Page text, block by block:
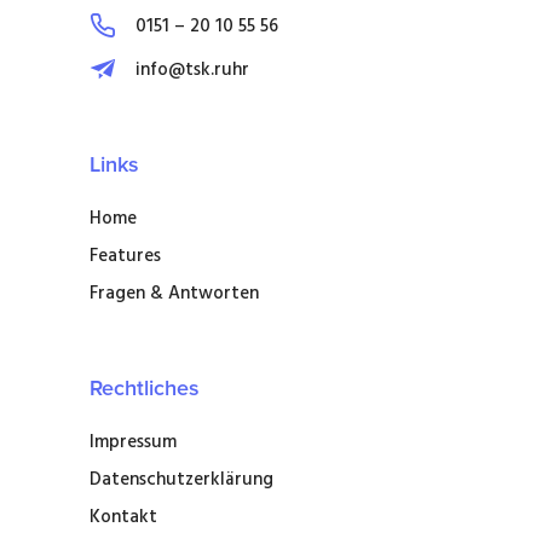
0151 – 20 10 55 56
info@tsk.ruhr
Links
Home
Features
Fragen & Antworten
Rechtliches
Impressum
Datenschutzerklärung
Kontakt